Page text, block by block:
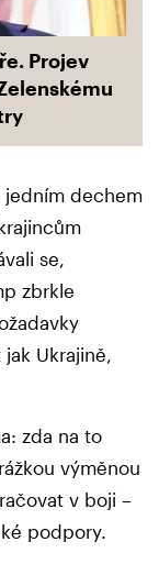
Projev
jedním dechem
se,
zbrkle
Ukrajině,
zda na to
výměnou
v boji –
podpory.